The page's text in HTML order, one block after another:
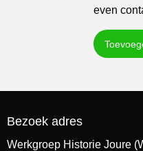
even
Bezoek adres
Werkgroep Historie Joure